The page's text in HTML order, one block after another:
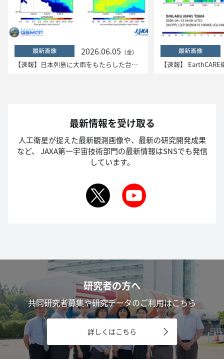
最新画像 2026.06.05 （金）
【速報】日本列島に大雨をもたらした台風6号「チャンミー」 ―衛星データ解析結果―
最新画像
最新情報を受け取る
人工衛星が捉えた最新観測画像や、最新の研究開発成果
など、
JAXA第一宇宙技術部門の最新情報はSNSでも発信
しています。
研究者の方へ
共同研究者募集や研究データのご利用はこちら
詳しくはこちら